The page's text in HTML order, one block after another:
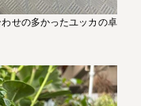
せの多かったユッカの卓